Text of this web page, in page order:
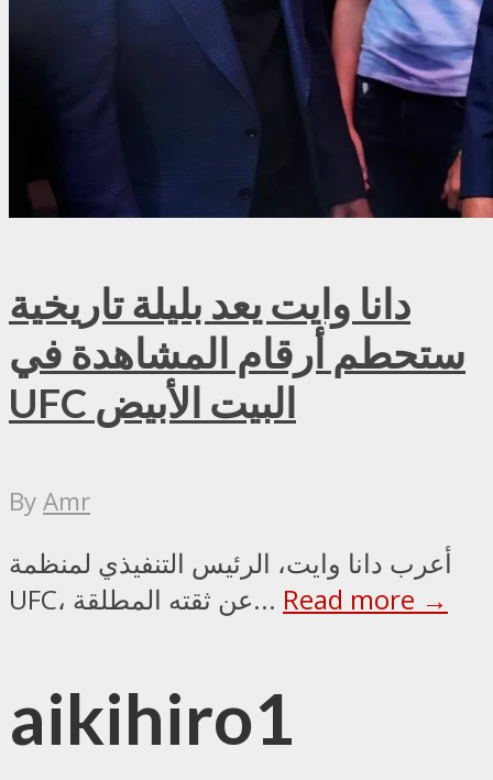
دانا وايت يعد بليلة تاريخية
ستحطم أرقام المشاهدة في
UFC البيت الأبيض
ByAmr
أعرب دانا وايت، الرئيس التنفيذي لمنظمة
UFC، عن ثقته المطلقة... Read more →
aikihiro1